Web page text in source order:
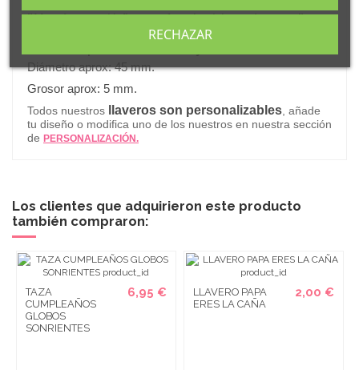
"Mamá eres mi influencer favorita del mundo entero".
son muy ligeros , ideales para no
Diámetro aprox: 45 mm.
Grosor aprox: 5 mm.
Todos nuestros llaveros son personalizables , añade
tu diseño o modifica uno de los nuestros en nuestra sección
de PERSONALIZACIÓN.
Los clientes que adquirieron este producto
también compraron:
TAZA
CUMPLEAÑOS
GLOBOS
SONRIENTES
6,95 €
LLAVERO PAPA
ERES LA CAÑA
2,00 €
RECHAZAR